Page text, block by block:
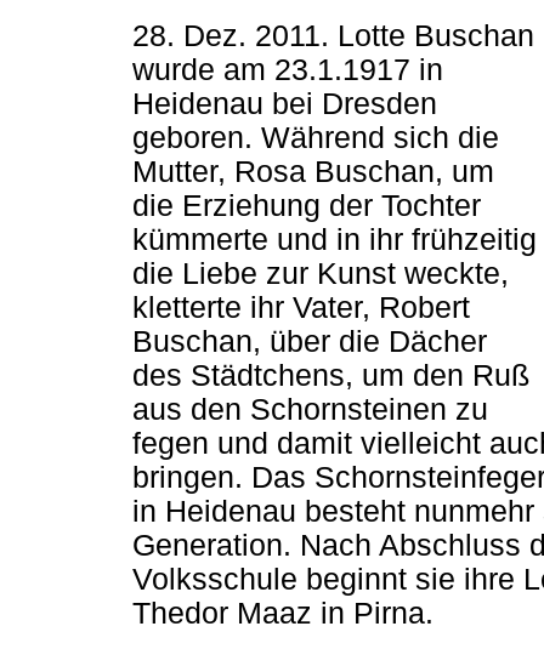
28. Dez. 2011. Lotte Buschan
wurde am 23.1.1917 in
Heidenau bei Dresden
geboren. Während sich die
Mutter, Rosa Buschan, um
die Erziehung der Tochter
kümmerte und in ihr frühzeitig
die Liebe zur Kunst weckte,
kletterte ihr Vater, Robert
Buschan, über die Dächer
des Städtchens, um den Ruß
aus den Schornsteinen zu
fegen und damit vielleicht
bringen. Das
in Heidenau besteht
Generation. Nach Abschluss
Volksschule beginnt sie ihre
Thedor Maaz in Pirna.